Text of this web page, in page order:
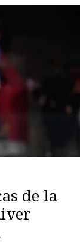
de la